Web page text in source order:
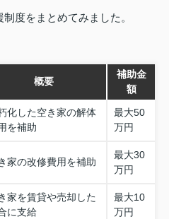
度をまとめてみました。
概要
補助金
額
化した空き家の解体
を補助
最大50
万円
家の改修費用を補助
最大30
万円
家を賃貸や売却した
に支給
最大10
万円